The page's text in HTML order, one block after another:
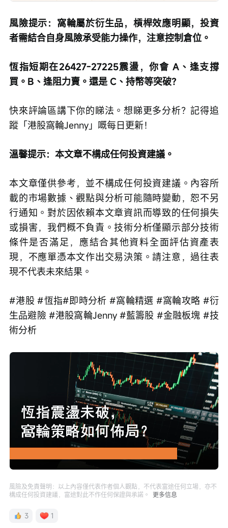
風險提示：窩輪屬於衍生品，槓桿效應明顯，投資
者需結合自身風險承受能力操作，注意控制倉位。
恆指短期在26427-27225震盪，你會 A、逢支撐
買。B、逢阻力賣。還是 C、持幣等突破？
快來評論區講下你的睇法。想睇更多分析？記得追
蹤「港股窩輪Jenny」嘅每日更新！
溫馨提示：本文章不構成任何投資建議。
本文章僅供參考，並不構成任何投資建議。內容所
載的市場數據、觀點與分析可能隨時變動，恕不另
行通知。對於因依賴本文章資訊而導致的任何損失
或損害，我們概不負責。技術分析僅顯示部分技術
條件是否滿足，應結合其他資料全面評估資產表
現，不應單憑本文作出交易決策。請注意，過往表
現不代表未來結果。
#港股 #恆指#即時分析 #窩輪精選 #窩輪攻略 #衍
生品避險 #港股窩輪Jenny #藍籌股 #金融板塊 #技
術分析
消 /
0%
0%
播
放
度
風險及免責聲明：以上內容僅代表作者個人觀點，不代表富途任何立場，亦不
構成任何投資建議，富途對此不作任何保證與承諾。
更多信息
3 1